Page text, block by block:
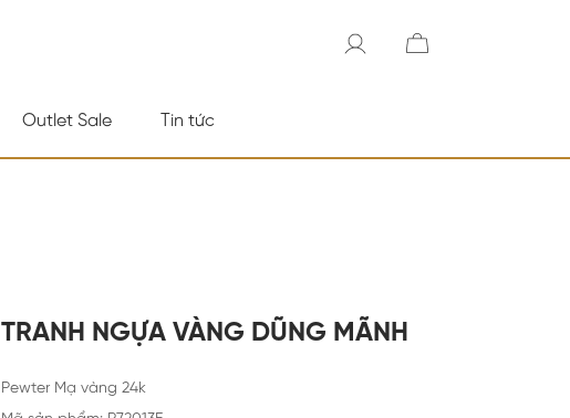
Outlet Sale Tin tức
TRANH NGỰA VÀNG DŨNG MÃNH
Pewter Mạ vàng 24k